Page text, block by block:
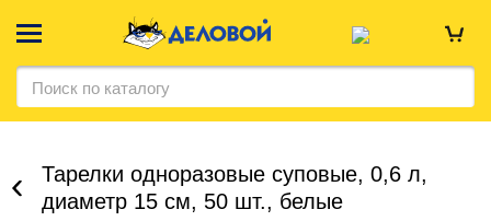
Тарелки одноразовые суповые, 0,6 л,
диаметр 15 см, 50 шт., белые